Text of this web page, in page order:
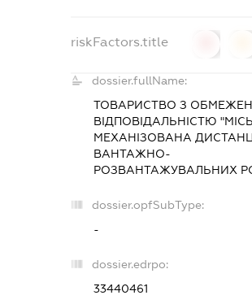
riskFactors.title
dossier.fullName:
ТОВАРИСТВО З
ВІДПОВІДАЛЬНІСТЮ
МЕХАНІЗОВАНА
ВАНТАЖНО-
РОЗВАНТАЖУВАЛЬНИХ
dossier.opfSubType:
-
dossier.edrpo:
33440461